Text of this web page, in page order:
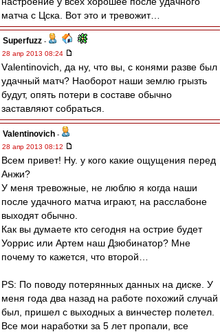
матча с Цска. Вот это и тревожит…
Superfuzz -
28 апр 2013 08:24
Vаlеntinоvich, да ну, что вы, с конями разве был
удачный матч? Наоборот наши землю грызть
будут, опять потери в составе обычно
заставляют собраться.
Valentinovich -
28 апр 2013 08:12
Всем привет! Ну. у кого какие ощущения перед
Анжи?
У меня тревожные, не люблю я когда наши
после удачного матча играют, на расслабоне
выходят обычно.
Как вы думаете кто сегодня на острие будет
Уоррис или Артем наш Дзюбинатор? Мне
почему то кажется, что второй…
PS: По поводу потерянных данных на диске. У
меня года два назад на работе похожий случай
был, пришел с выходных а винчестер полетел.
Все мои наработки за 5 лет пропали, все